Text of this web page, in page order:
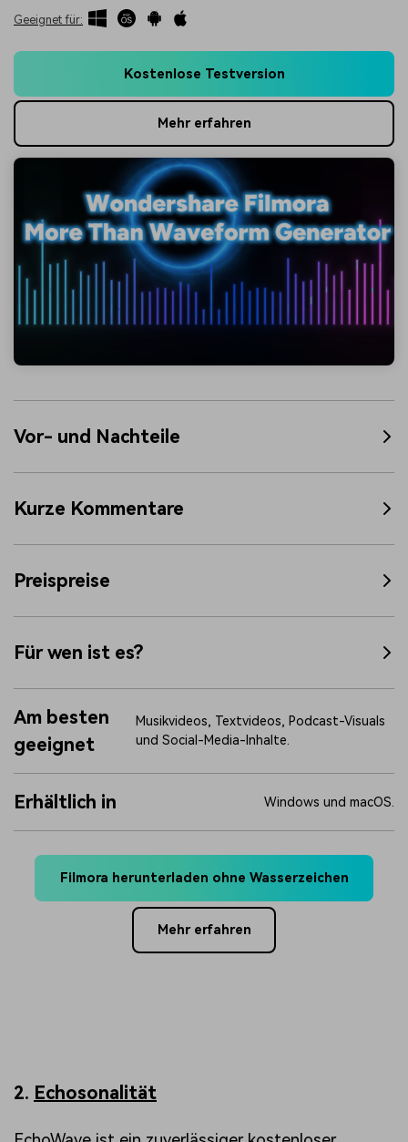
Geeignet für:
Kostenlose Testversion
Mehr erfahren
Vor- und Nachteile
Kurze Kommentare
Preispreise
Für wen ist es?
Am besten
geeignet
Musikvideos, Textvideos, Podcast-Visuals
und Social-Media-Inhalte.
Erhältlich in Windows und macOS.
Filmora herunterladen ohne Wasserzeichen
Mehr erfahren
2. Echosonalität